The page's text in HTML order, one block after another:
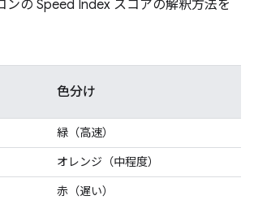
ンの Speed Index スコアの解釈方法を
色分け
緑（高速）
オレンジ（中程度）
赤（遅い）